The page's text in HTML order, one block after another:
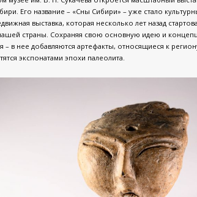
Его название – «Сны Сибири» – уже стало
выставка, которая несколько лет назад
страны. Сохраняя свою основную идею и
– в нее добавляются артефакты, относящиеся к
экспонатами эпохи палеолита.